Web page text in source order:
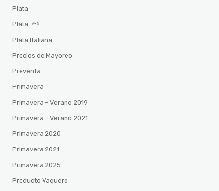
Plata
Plata .⁹²⁵
Plata Italiana
Precios de Mayoreo
Preventa
Primavera
Primavera – Verano 2019
Primavera – Verano 2021
Primavera 2020
Primavera 2021
Primavera 2025
Producto Vaquero